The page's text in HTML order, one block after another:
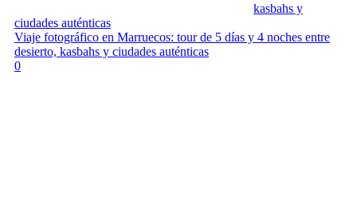
kasbahs y
ciudades auténticas
Viaje fotográfico en Marruecos: tour de 5 días y 4 noches entre
desierto, kasbahs y ciudades auténticas
0